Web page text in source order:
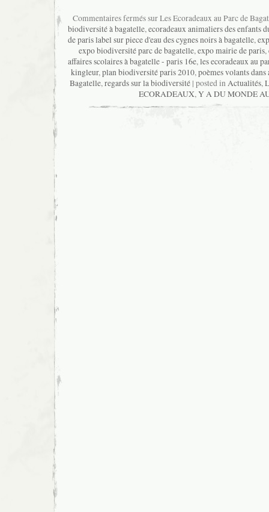
Commentaires ferméssur Les Ecoradeaux au Parc de
biodiversité à bagatelle,ecoradeaux animaliers des enfants
de paris label sur piece d'eau des cygnes noirs à bagatelle,
expo biodiversité parc de bagatelle,expo mairie de paris,
affaires scolaires à bagatelle - paris 16e,les ecoradeaux au
kingleur,plan biodiversité paris 2010,poèmes volants dans
Bagatelle,regards sur la biodiversité | posted inActualités,
ECORADEAUX,Y A DU MONDE